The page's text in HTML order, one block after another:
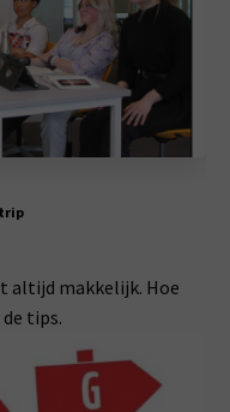
altijd makkelijk. Hoe
tips.